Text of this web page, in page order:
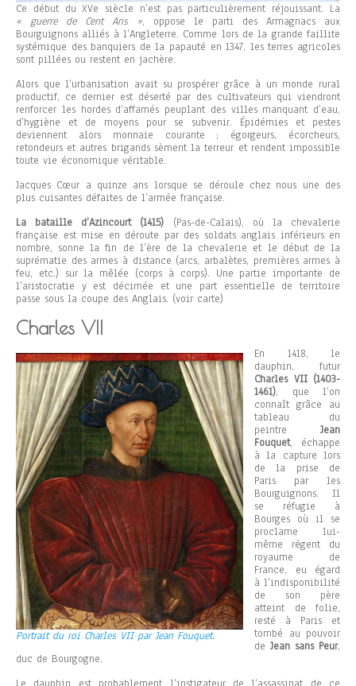
Ce début du XVe siècle n’est pas particulièrement réjouissant. La
« guerre de Cent Ans », oppose le parti des Armagnacs aux
Bourguignons alliés à l’Angleterre. Comme lors de la grande faillite
systémique des banquiers de la papauté en 1347, les terres agricoles
sont pillées ou restent en jachère.
Alors que l’urbanisation avait su prospérer grâce à un monde rural
productif, ce dernier est déserté par des cultivateurs qui viendront
renforcer les hordes d’affamés peuplant des villes manquant d’eau,
d’hygiène et de moyens pour se subvenir. Épidémies et pestes
deviennent alors monnaie courante ; égorgeurs, écorcheurs,
retondeurs et autres brigands sèment la terreur et rendent impossible
toute vie économique véritable.
Jacques Cœur a quinze ans lorsque se déroule chez nous une des
plus cuisantes défaites de l’armée française.
La bataille d’Azincourt (1415) (Pas-de-Calais), où la chevalerie
française est mise en déroute par des soldats anglais inférieurs en
nombre, sonne la fin de l’ère de la chevalerie et le début de la
suprématie des armes à distance (arcs, arbalètes, premières armes à
feu, etc.) sur la mêlée (corps à corps). Une partie importante de
l’aristocratie y est décimée et une part essentielle de territoire
passe sous la coupe des Anglais. (voir carte)
Charles VII
Portrait du roi Charles VII par Jean Fouquet.
En 1418, le
dauphin, futur
Charles VII (1403-
1461), que l’on
connaît grâce au
tableau du
peintre Jean
Fouquet, échappe
à la capture lors
de la prise de
Paris par les
Bourguignons. Il
se réfugie à
Bourges où il se
proclame lui-
même régent du
royaume de
France, eu égard
à l’indisponibilité
de son père
atteint de folie,
resté à Paris et
tombé au pouvoir
de Jean sans Peur,
duc de Bourgogne.